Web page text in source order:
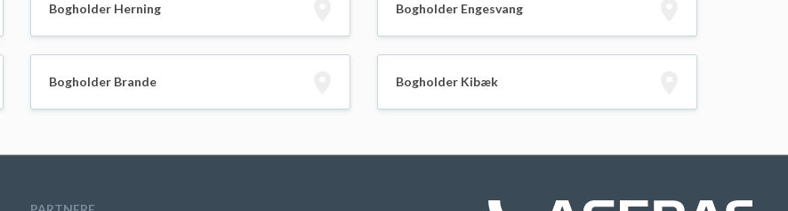
Bogholder Herning Bogholder Engesvang
Bogholder Brande Bogholder Kibæk